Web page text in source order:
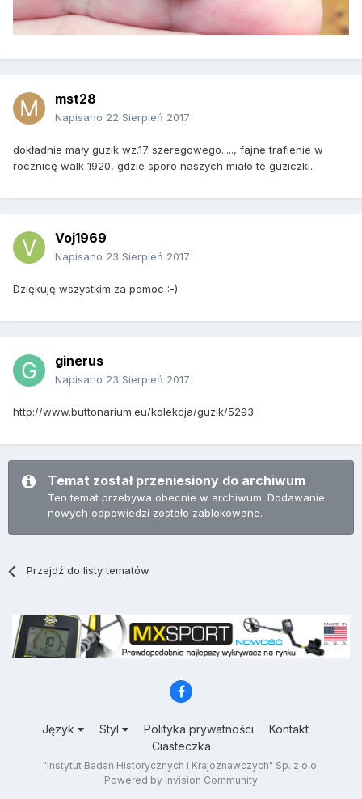
mst28
Napisano 22 Sierpień 2017
dokładnie mały guzik wz.17 szeregowego....., fajne trafienie w
rocznicę walk 1920, gdzie sporo naszych miało te guziczki..
Voj1969
Napisano 23 Sierpień 2017
Dziękuję wszystkim za pomoc :-)
ginerus
Napisano 23 Sierpień 2017
http://www.buttonarium.eu/kolekcja/guzik/5293
Temat został przeniesiony do archiwum
Ten temat przebywa obecnie w archiwum. Dodawanie
nowych odpowiedzi zostało zablokowane.
Przejdź do listy tematów
Język Styl Polityka prywatności
Kontakt
Ciasteczka
"Instytut Badań Historycznych i Krajoznawczych" Sp. z o.o.
Powered by Invision Community